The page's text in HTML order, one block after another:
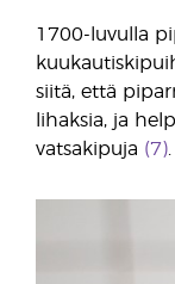
1700-luvulla
siitä, että
lihaksia, ja
vatsakipuja (7)